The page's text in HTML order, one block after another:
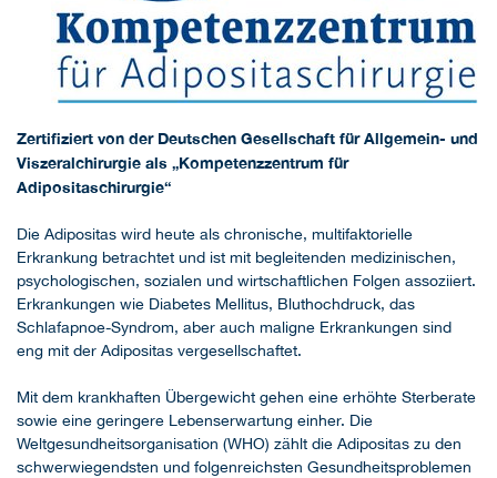
Zertifiziert von der Deutschen Gesellschaft für Allgemein- und
Viszeralchirurgie als „Kompetenzzentrum für
Adipositaschirurgie“
Die Adipositas wird heute als chronische, multifaktorielle
Erkrankung betrachtet und ist mit begleitenden medizinischen,
psychologischen, sozialen und wirtschaftlichen Folgen assoziiert.
Erkrankungen wie Diabetes Mellitus, Bluthochdruck, das
Schlafapnoe-Syndrom, aber auch maligne Erkrankungen sind
eng mit der Adipositas vergesellschaftet.
Mit dem krankhaften Übergewicht gehen eine erhöhte Sterberate
sowie eine geringere Lebenserwartung einher. Die
Weltgesundheitsorganisation (WHO) zählt die Adipositas zu den
schwerwiegendsten und folgenreichsten Gesundheitsproblemen